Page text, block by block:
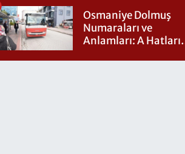
Osmaniye Dolmuş
Numaraları ve
Anlamları: A Hatları